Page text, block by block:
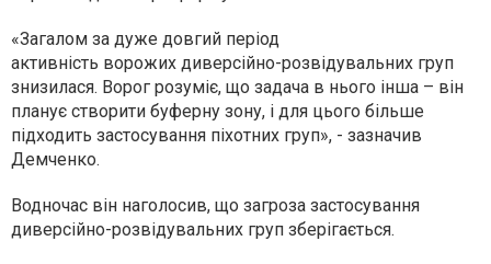
«Загалом за дуже довгий період
активність ворожих диверсійно-розвідувальних груп
знизилася. Ворог розуміє, що задача в нього інша – він
планує створити буферну зону, і для цього більше
підходить застосування піхотних груп», - зазначив
Демченко.
Водночас він наголосив, що загроза застосування
диверсійно-розвідувальних груп зберігається.